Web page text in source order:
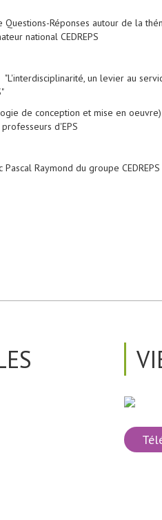
Réponses autour de la
national CEDREPS
un levier au
de conception et mise en
d'EPS
Raymond du groupe CEDREPS